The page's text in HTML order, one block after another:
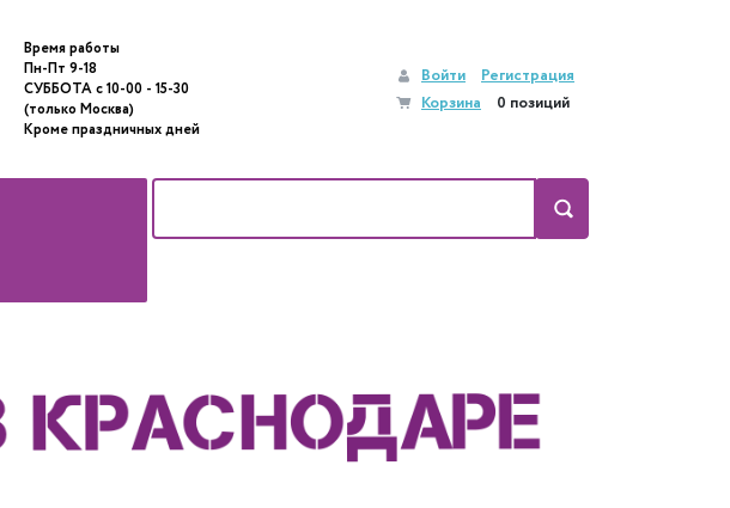
Войти
Регистрация
Корзина
0 позиций
Время работы
Пн-Пт 9-18
СУББОТА с 10-00 - 15-30
(только Москва)
Кроме праздничных дней